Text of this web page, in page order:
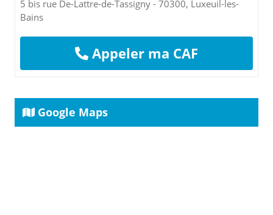
5 bis rue De-Lattre-de-Tassigny - 70300, Luxeuil-les-
Bains
Appeler ma CAF
Google Maps